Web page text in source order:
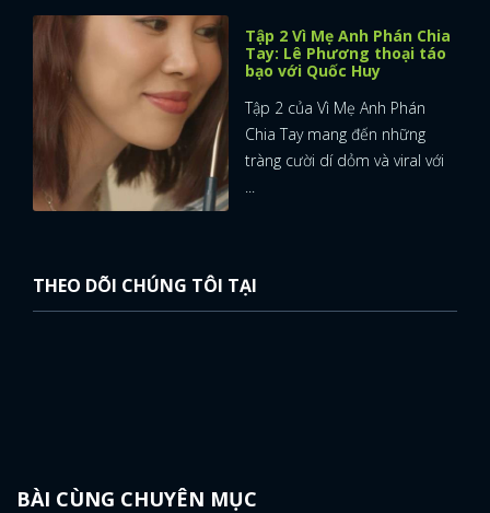
Tập 2 Vì Mẹ Anh Phán Chia
Tay: Lê Phương thoại táo
bạo với Quốc Huy
Tập 2 của Vì Mẹ Anh Phán
Chia Tay mang đến những
tràng cười dí dỏm và viral với
...
THEO DÕI CHÚNG TÔI TẠI
BÀI CÙNG CHUYÊN MỤC